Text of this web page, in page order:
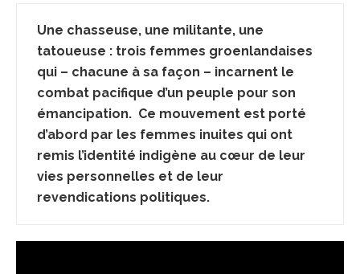
Une chasseuse, une militante, une
tatoueuse : trois femmes groenlandaises
qui – chacune à sa façon – incarnent le
combat pacifique d’un peuple pour son
émancipation. Ce mouvement est porté
d’abord par les femmes inuites qui ont
remis l’identité indigène au cœur de leur
vies personnelles et de leur
revendications politiques.